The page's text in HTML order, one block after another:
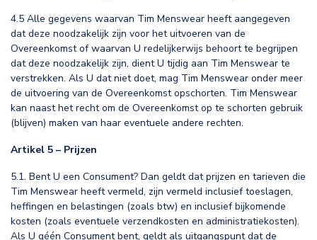
4.5 Alle gegevens waarvan Tim Menswear heeft aangegeven
dat deze noodzakelijk zijn voor het uitvoeren van de
Overeenkomst of waarvan U redelijkerwijs behoort te begrijpen
dat deze noodzakelijk zijn, dient U tijdig aan Tim Menswear te
verstrekken. Als U dat niet doet, mag Tim Menswear onder meer
de uitvoering van de Overeenkomst opschorten. Tim Menswear
kan naast het recht om de Overeenkomst op te schorten gebruik
(blijven) maken van haar eventuele andere rechten.
Artikel 5 – Prijzen
5.1. Bent U een Consument? Dan geldt dat prijzen en tarieven die
Tim Menswear heeft vermeld, zijn vermeld inclusief toeslagen,
heffingen en belastingen (zoals btw) en inclusief bijkomende
kosten (zoals eventuele verzendkosten en administratiekosten).
Als U géén Consument bent, geldt als uitgangspunt dat de